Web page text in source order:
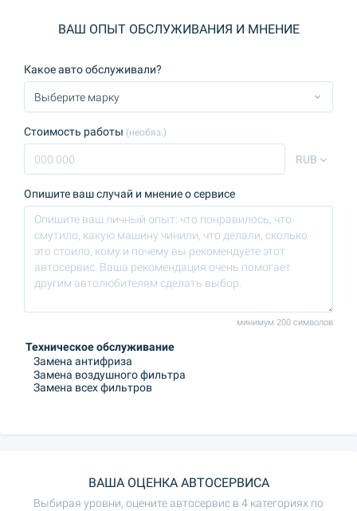
ВАШ ОПЫТ ОБСЛУЖИВАНИЯ И МНЕНИЕ
Какое авто обслуживали?
Стоимость работы (необяз.)
RUB
Опишите ваш случай и мнение о сервисе
минимум 200 символов
ВАША ОЦЕНКА АВТОСЕРВИСА
Выбирая уровни, оцените автосервис в 4 категориях по